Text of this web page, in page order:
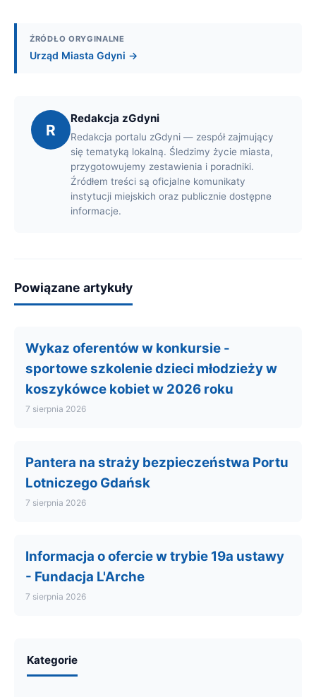
ŹRÓDŁO ORYGINALNE
Urząd Miasta Gdyni →
R
Redakcja zGdyni
Redakcja portalu zGdyni — zespół zajmujący
się tematyką lokalną. Śledzimy życie miasta,
przygotowujemy zestawienia i poradniki.
Źródłem treści są oficjalne komunikaty
instytucji miejskich oraz publicznie dostępne
informacje.
Powiązane artykuły
Wykaz oferentów w konkursie -
sportowe szkolenie dzieci młodzieży w
koszykówce kobiet w 2026 roku
7 sierpnia 2026
Pantera na straży bezpieczeństwa Portu
Lotniczego Gdańsk
7 sierpnia 2026
Informacja o ofercie w trybie 19a ustawy
- Fundacja L'Arche
7 sierpnia 2026
Kategorie